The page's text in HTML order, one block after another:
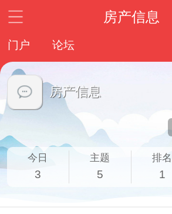
房产信息
门户 论坛
房产信息
今日
3
主题
5
排名
1